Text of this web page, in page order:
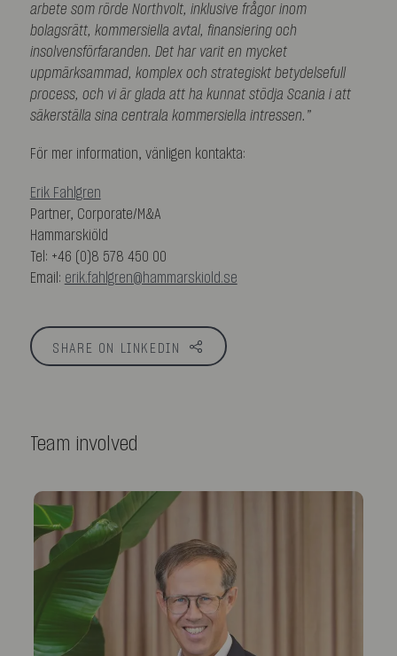
arbete som rörde Northvolt, inklusive frågor inom
bolagsrätt, kommersiella avtal, finansiering och
insolvensförfaranden. Det har varit en mycket
uppmärksammad, komplex och strategiskt betydelsefull
process, och vi är glada att ha kunnat stödja Scania i att
säkerställa sina centrala kommersiella intressen.”
För mer information, vänligen kontakta:
Erik Fahlgren
Partner, Corporate/M&A
Hammarskiöld
Tel: +46 (0)8 578 450 00
Email: erik.fahlgren@hammarskiold.se
SHARE ON LINKEDIN
Team involved